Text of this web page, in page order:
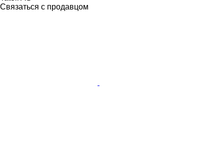
Связаться с продавцом